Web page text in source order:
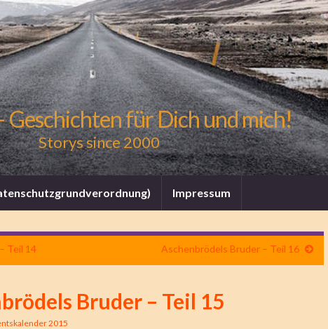
Geschichten für Dich und mich!
Storys since 2000
Impressum
Teil 14 Aschenbrödels Bruder – Teil 16
Bruder – Teil 15
2015